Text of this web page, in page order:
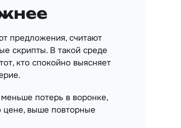
предложения, считают
скрипты. В такой среде
кто спокойно выясняет
потерь в воронке,
цене, выше повторные